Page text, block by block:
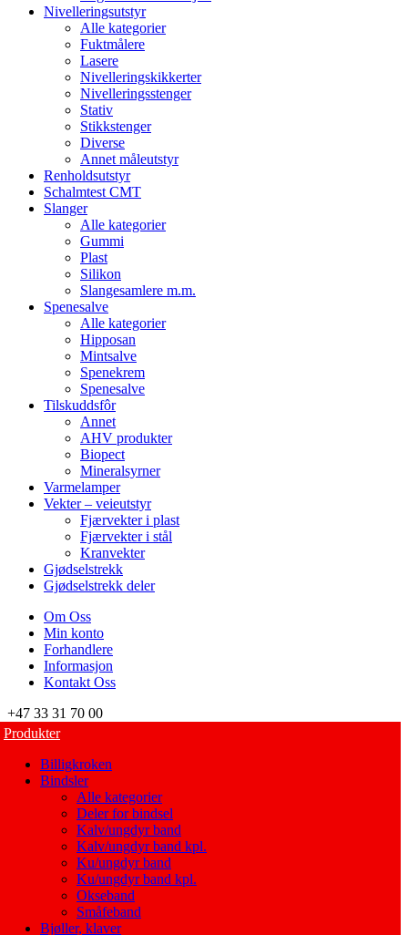
Nivelleringsutstyr
Alle kategorier
Fuktmålere
Lasere
Nivelleringskikkerter
Nivelleringsstenger
Stativ
Stikkstenger
Diverse
Annet måleutstyr
Renholdsutstyr
Schalmtest CMT
Slanger
Alle kategorier
Gummi
Plast
Silikon
Slangesamlere m.m.
Spenesalve
Alle kategorier
Hipposan
Mintsalve
Spenekrem
Spenesalve
Tilskuddsfôr
Annet
AHV produkter
Biopect
Mineralsyrner
Varmelamper
Vekter – veieutstyr
Fjærvekter i plast
Fjærvekter i stål
Kranvekter
Gjødselstrekk
Gjødselstrekk deler
Om Oss
Min konto
Forhandlere
Informasjon
Kontakt Oss
+47 33 31 70 00
Produkter
Billigkroken
Bindsler
Alle kategorier
Deler for bindsel
Kalv/ungdyr band
Kalv/ungdyr band kpl.
Ku/ungdyr band
Ku/ungdyr band kpl.
Okseband
Småfeband
Bjøller, klaver